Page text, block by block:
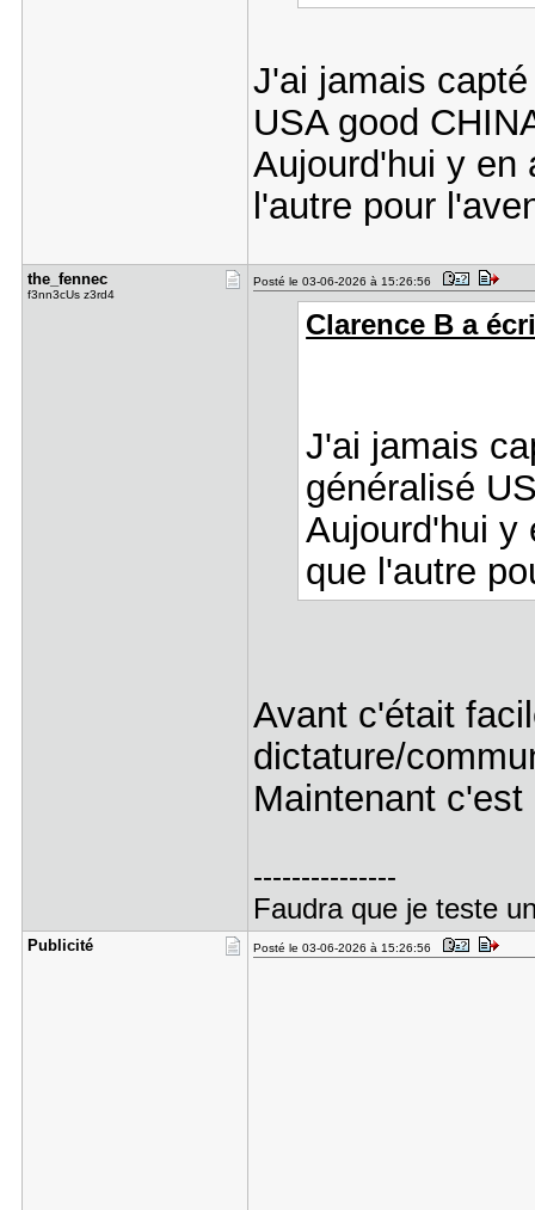
J'ai jamais
USA good
Aujourd'hui y en
l'autre pour
the_fennec
f3nn3cUs z3rd4
Posté le 03-06-2026 à 15:26:56
Clarence B a
J'ai jamais
généralisé
Aujourd'hui y
que l'autre
Avant c'était
dictature/
Maintenant
---------------
Faudra que je teste
Publicité Posté le 03-06-2026 à 15:26:56